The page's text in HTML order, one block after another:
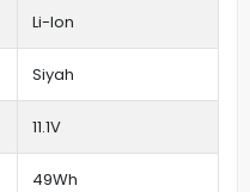
Li-Ion
Siyah
11.1V
49Wh